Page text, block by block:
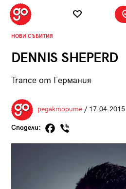
НОВИ СЪБИТИЯ
DENNIS SHEPERD
Trance от Германия
редакторите/ 17.04.2015
Сподели: